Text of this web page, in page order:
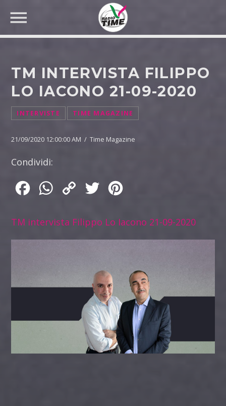
CERCA NEL SITO WEB:
TM INTERVISTA FILIPPO
LO IACONO 21-09-2020
INTERVISTE TIME MAGAZINE
21/09/2020 12:00:00 AM / Time Magazine
Condividi:
FacebookWhatsApp
Copy
Twitter
TM intervista Filippo Lo Iacono 21-09-2020